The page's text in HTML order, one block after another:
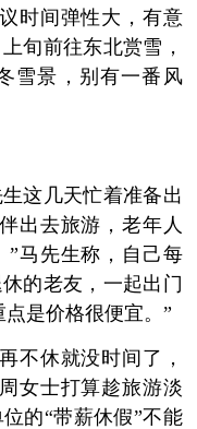
时间弹性大，有意
旬前往东北赏雪，
雪景，别有一番风
这几天忙着准备出
出去旅游，老年人
”马先生称，自己每
的老友，一起出门
是价格很便宜。”
休就没时间了，
女士打算趁旅游淡
的“带薪休假”不能